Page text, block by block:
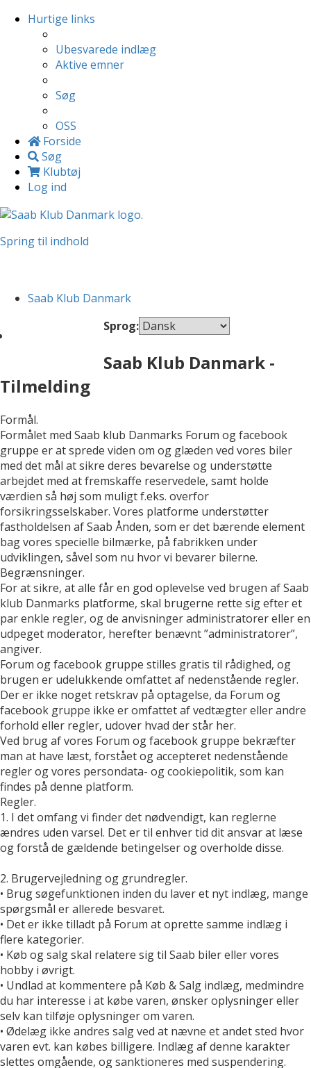
Hurtige links
Ubesvarede indlæg
Aktive emner
Søg
OSS
Forside
Søg
Klubtøj
Log ind
Spring til indhold
Saab Klub Danmark
Sprog:
Saab Klub Danmark -
Tilmelding
Formål.
Formålet med Saab klub Danmarks Forum og facebook
gruppe er at sprede viden om og glæden ved vores biler
med det mål at sikre deres bevarelse og understøtte
arbejdet med at fremskaffe reservedele, samt holde
værdien så høj som muligt f.eks. overfor
forsikringsselskaber. Vores platforme understøtter
fastholdelsen af Saab Ånden, som er det bærende element
bag vores specielle bilmærke, på fabrikken under
udviklingen, såvel som nu hvor vi bevarer bilerne.
Begrænsninger.
For at sikre, at alle får en god oplevelse ved brugen af Saab
klub Danmarks platforme, skal brugerne rette sig efter et
par enkle regler, og de anvisninger administratorer eller en
udpeget moderator, herefter benævnt ”administratorer”,
angiver.
Forum og facebook gruppe stilles gratis til rådighed, og
brugen er udelukkende omfattet af nedenstående regler.
Der er ikke noget retskrav på optagelse, da Forum og
facebook gruppe ikke er omfattet af vedtægter eller andre
forhold eller regler, udover hvad der står her.
Ved brug af vores Forum og facebook gruppe bekræfter
man at have læst, forstået og accepteret nedenstående
regler og vores persondata- og cookiepolitik, som kan
findes på denne platform.
Regler.
1. I det omfang vi finder det nødvendigt, kan reglerne
ændres uden varsel. Det er til enhver tid dit ansvar at læse
og forstå de gældende betingelser og overholde disse.
2. Brugervejledning og grundregler.
• Brug søgefunktionen inden du laver et nyt indlæg, mange
spørgsmål er allerede besvaret.
• Det er ikke tilladt på Forum at oprette samme indlæg i
flere kategorier.
• Køb og salg skal relatere sig til Saab biler eller vores
hobby i øvrigt.
• Undlad at kommentere på Køb & Salg indlæg, medmindre
du har interesse i at købe varen, ønsker oplysninger eller
selv kan tilføje oplysninger om varen.
• Ødelæg ikke andres salg ved at nævne et andet sted hvor
varen evt. kan købes billigere. Indlæg af denne karakter
slettes omgående, og sanktioneres med suspendering.